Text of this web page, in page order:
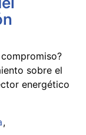
sobre el
energético